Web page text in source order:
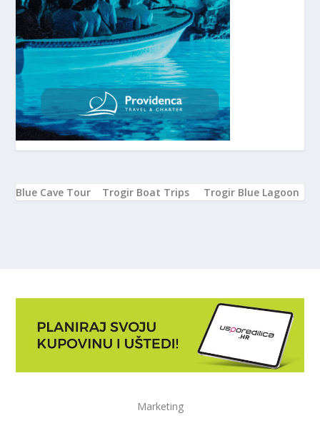
Blue Cave Tour Trogir Boat Trips Trogir Blue Lagoon
Marketing